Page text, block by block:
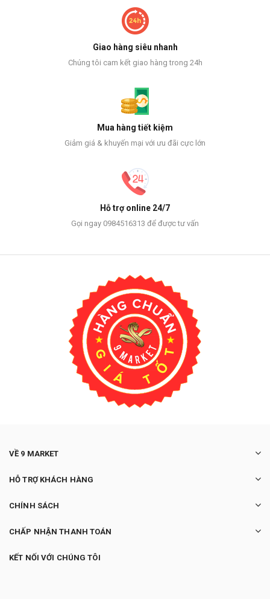
Giao hàng siêu nhanh
Chúng tôi cam kết giao hàng trong 24h
Mua hàng tiết kiệm
Giảm giá & khuyến mại với ưu đãi cực lớn
Hỗ trợ online 24/7
Gọi ngay 0984516313 để được tư vấn
VỀ 9 MARKET
HỖ TRỢ KHÁCH HÀNG
CHÍNH SÁCH
CHẤP NHẬN THANH TOÁN
KẾT NỐI VỚI CHÚNG TÔI